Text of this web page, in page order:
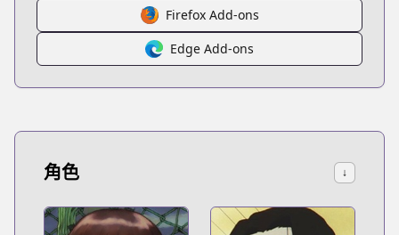
Firefox Add-ons
Edge Add-ons
角色 ↓